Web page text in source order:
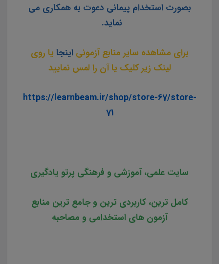
بصورت استخدام پیمانی دعوت به همکاری می
نماید.
برای مشاهده سایر منابع آزمونی اینجا یا روی
لینک زیر کلیک یا آن را لمس نمایید
https://learnbeam.ir/shop/store-67/store-
71
سایت علمی، آموزشی و فرهنگی پرتو یادگیری
کامل ترین، کاربردی ترین و جامع ترین منابع
آزمون های استخدامی و مصاحبه